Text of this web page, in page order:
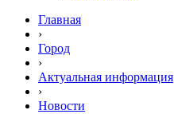
Главная
›
Город
›
Актуальная информация
›
Новости